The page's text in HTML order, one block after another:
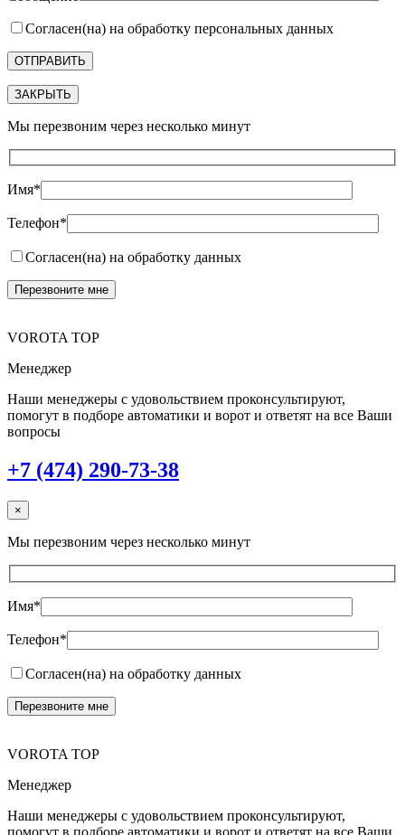
Согласен(на) на обработку персональных данных
ЗАКРЫТЬ
Мы перезвоним через несколько минут
Имя*
Телефон*
Согласен(на) на обработку данных
VOROTA TOP
Менеджер
Наши менеджеры с удовольствием проконсультируют,
помогут в подборе автоматики и ворот и ответят на все Ваши
вопросы
+7 (474) 290-73-38
×
Мы перезвоним через несколько минут
Имя*
Телефон*
Согласен(на) на обработку данных
VOROTA TOP
Менеджер
Наши менеджеры с удовольствием проконсультируют,
помогут в подборе автоматики и ворот и ответят на все Ваши